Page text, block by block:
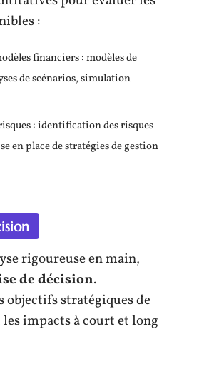
:
financiers : modèles de
de scénarios, simulation
: identification des risques
en place de stratégies de gestion
rigoureuse en main,
de décision.
objectifs stratégiques de
impacts à court et long